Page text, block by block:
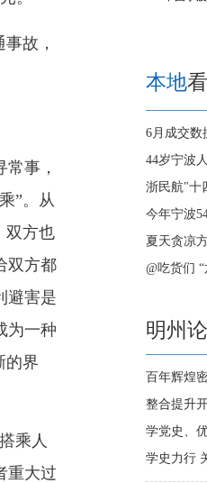
故，
事，
”。从
双方也
双方都
避害是
为一种
的界
乘人
重大过
本地
6月成交数
44岁宁波
浙民航"十
今年宁波
夏天贪凉
@吃货们
明州
百年辉煌
整合提升
学党史、
学史力行